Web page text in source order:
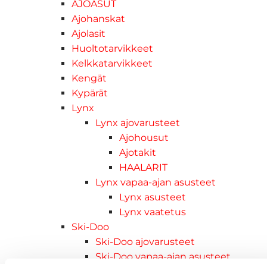
AJOASUT
Ajohanskat
Ajolasit
Huoltotarvikkeet
Kelkkatarvikkeet
Kengät
Kypärät
Lynx
Lynx ajovarusteet
Ajohousut
Ajotakit
HAALARIT
Lynx vapaa-ajan asusteet
Lynx asusteet
Lynx vaatetus
Ski-Doo
Ski-Doo ajovarusteet
Ski-Doo vapaa-ajan asusteet